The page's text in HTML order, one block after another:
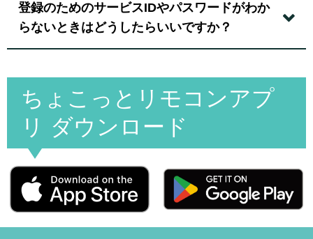
登録のためのサービスIDやパスワードがわか
らないときはどうしたらいいですか？
ちょこっとリモコンアプ
リ ダウンロード